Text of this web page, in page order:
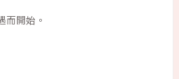
而開始。